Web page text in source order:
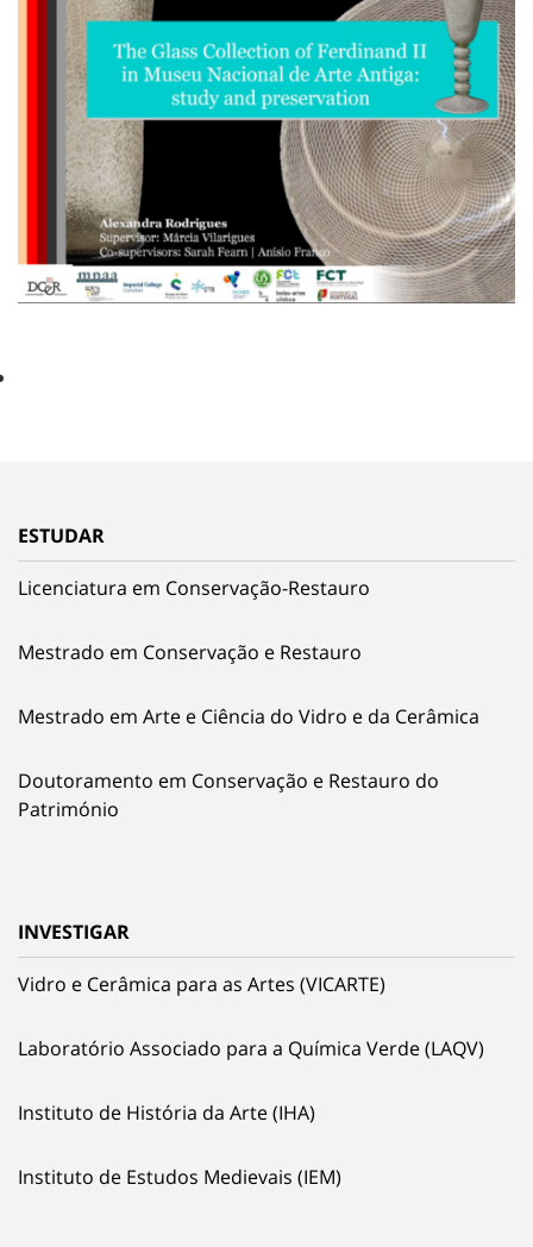
ESTUDAR
Licenciatura em Conservação-Restauro
Mestrado em Conservação e Restauro
Mestrado em Arte e Ciência do Vidro e da Cerâmica
Doutoramento em Conservação e Restauro do
Património
INVESTIGAR
Vidro e Cerâmica para as Artes (VICARTE)
Laboratório Associado para a Química Verde (LAQV)
Instituto de História da Arte (IHA)
Instituto de Estudos Medievais (IEM)